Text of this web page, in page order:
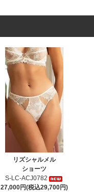
リズシャルメル
ショーツ
S-LC-ACJ0782
27,000円(税込29,700円)